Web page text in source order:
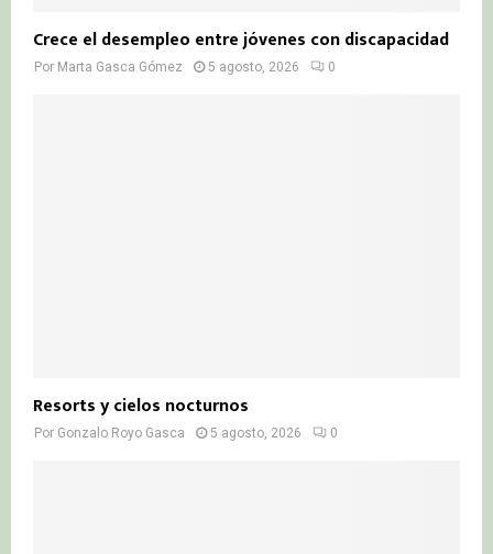
Crece el desempleo entre jóvenes con discapacidad
Por Marta Gasca Gómez 5 agosto, 2026 0
Resorts y cielos nocturnos
Por Gonzalo Royo Gasca 5 agosto, 2026 0